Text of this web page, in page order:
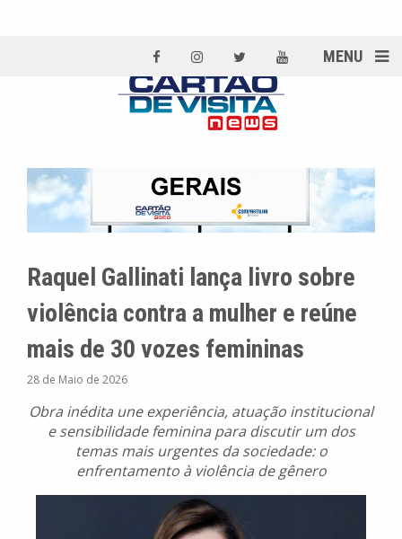
MENU
Raquel Gallinati lança livro sobre
violência contra a mulher e reúne
mais de 30 vozes femininas
28 de Maio de 2026
Obra inédita une experiência, atuação institucional
e sensibilidade feminina para discutir um dos
temas mais urgentes da sociedade: o
enfrentamento à violência de gênero